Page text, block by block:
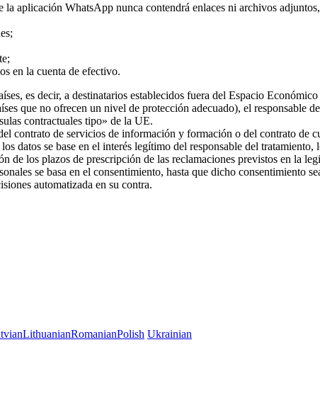
aplicación WhatsApp nunca contendrá enlaces ni archivos
en la cuenta de efectivo.
es decir, a destinatarios establecidos fuera del Espacio
que no ofrecen un nivel de protección adecuado), el responsable
contractuales tipo» de la UE.
contrato de servicios de información y formación o del contrato de
datos se base en el interés legítimo del responsable del
de los plazos de prescripción de las reclamaciones previstos en la
se basa en el consentimiento, hasta que dicho consentimiento
automatizada en su contra.
LithuanianRomanianPolish Ukrainian